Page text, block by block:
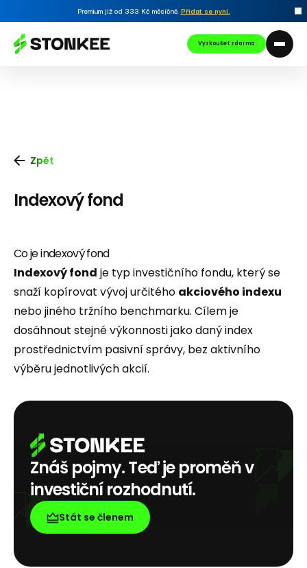
Premium již od 333 Kč měsíčně. Přidat se nyní.
Vyzkoušet zdarma
Zpět
Indexový fond
Co je indexový fond
Indexový fond je typ investičního fondu, který se
snaží kopírovat vývoj určitého akciového indexu
nebo jiného tržního benchmarku. Cílem je
dosáhnout stejné výkonnosti jako daný index
prostřednictvím pasivní správy, bez aktivního
výběru jednotlivých akcií.
Znáš pojmy. Teď je proměň v
investiční rozhodnutí.
Stát se členem